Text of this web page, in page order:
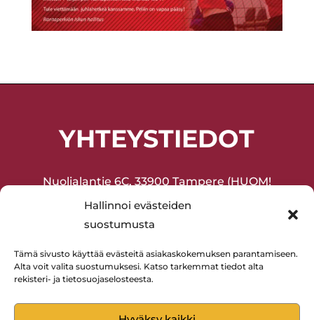
Hallinnoi evästeiden
suostumusta
Tämä sivusto käyttää evästeitä asiakaskokemuksen parantamiseen.
Alta voit valita suostumuksesi. Katso tarkemmat tiedot alta
rekisteri- ja tietosuojaselosteesta.
YHTEYSTIEDOT
Nuolialantie 6C, 33900 Tampere (HUOM!
Sisäänkäynti sisäpihan puolelta!)
Joukkuevoimistelu ja harrasteliikunta
(lapset ja aikuiset) 045-2075377
Lentopallo 0400-594880